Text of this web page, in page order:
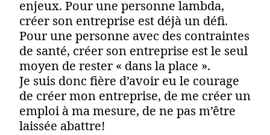
enjeux. Pour une personne lambda,
créer son entreprise est déjà un défi.
Pour une personne avec des contraintes
de santé, créer son entreprise est le seul
moyen de rester « dans la place ».
Je suis donc fière d’avoir eu le courage
de créer mon entreprise, de me créer un
emploi à ma mesure, de ne pas m’être
laissée abattre!